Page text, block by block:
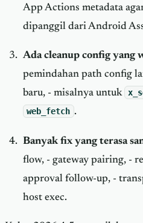
App Actions metadata
dipanggil dari Android
Ada cleanup config yang
pemindahan path config
baru, - misalnya untuk
web_fetch .
Banyak fix yang terasa
flow, - gateway pairing, -
approval follow-up, -
host exec.